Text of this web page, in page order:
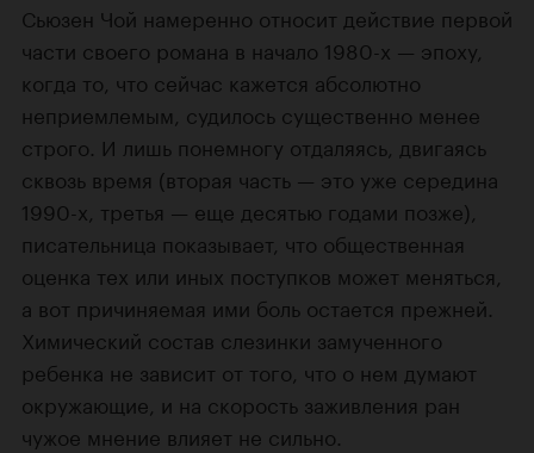
Сьюзен Чой намеренно относит действие первой
части своего романа в начало 1980-х — эпоху,
когда то, что сейчас кажется абсолютно
неприемлемым, судилось существенно менее
строго. И лишь понемногу отдаляясь, двигаясь
сквозь время (вторая часть — это уже середина
1990-х, третья — еще десятью годами позже),
писательница показывает, что общественная
оценка тех или иных поступков может меняться,
а вот причиняемая ими боль остается прежней.
Химический состав слезинки замученного
ребенка не зависит от того, что о нем думают
окружающие, и на скорость заживления ран
чужое мнение влияет не сильно.